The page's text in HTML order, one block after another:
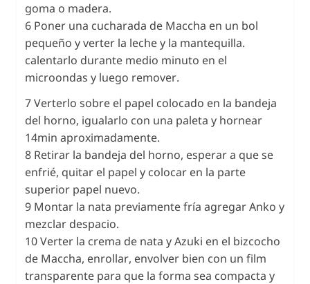
goma o madera.
6 Poner una cucharada de Maccha en un bol
pequeño y verter la leche y la mantequilla.
calentarlo durante medio minuto en el
microondas y luego remover.
7 Verterlo sobre el papel colocado en la bandeja
del horno, igualarlo con una paleta y hornear
14min aproximadamente.
8 Retirar la bandeja del horno, esperar a que se
enfrié, quitar el papel y colocar en la parte
superior papel nuevo.
9 Montar la nata previamente fría agregar Anko y
mezclar despacio.
10 Verter la crema de nata y Azuki en el bizcocho
de Maccha, enrollar, envolver bien con un film
transparente para que la forma sea compacta y